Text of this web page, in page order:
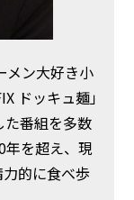
メン大好き小
ドッキュ麺」
た番組を多数
年を超え、現
的に食べ歩